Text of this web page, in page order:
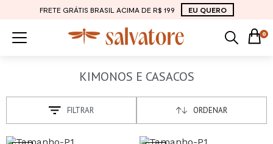
FRETE GRÁTIS BRASIL ACIMA DE R$ 199 EU QUERO
0
KIMONOS E CASACOS
FILTRAR ORDENAR